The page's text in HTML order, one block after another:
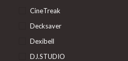
CineTreak
Decksaver
Dexibell
DJ.STUDIO